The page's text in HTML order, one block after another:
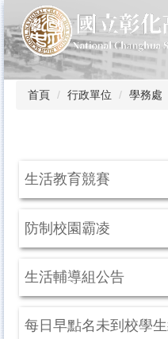
到
主
要
內
首頁 行政單位 學務處
生活教育競賽
防制校園霸凌
生活輔導組公告
每日早點名未到校學